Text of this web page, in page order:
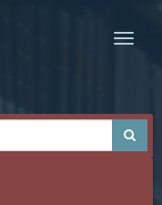
Toggle